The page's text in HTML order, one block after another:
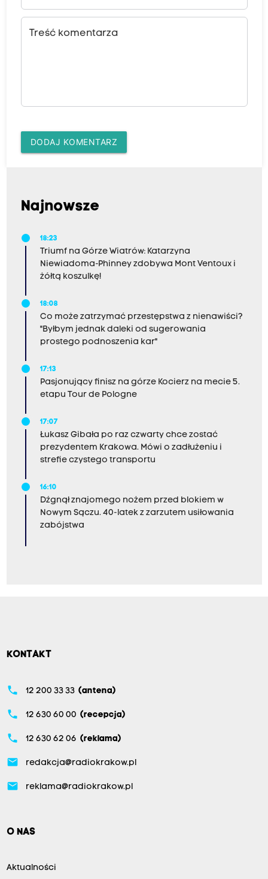
Treść komentarza
DODAJ KOMENTARZ
Najnowsze
18:23
Triumf na Górze Wiatrów: Katarzyna
Niewiadoma-Phinney zdobywa Mont Ventoux i
żółtą koszulkę!
18:08
Co może zatrzymać przestępstwa z nienawiści?
"Byłbym jednak daleki od sugerowania
prostego podnoszenia kar"
17:13
Pasjonujący finisz na górze Kocierz na mecie 5.
etapu Tour de Pologne
17:07
Łukasz Gibała po raz czwarty chce zostać
prezydentem Krakowa. Mówi o zadłużeniu i
strefie czystego transportu
16:10
Dźgnął znajomego nożem przed blokiem w
Nowym Sączu. 40-latek z zarzutem usiłowania
zabójstwa
KONTAKT
phone 12 200 33 33 (antena)
phone 12 630 60 00 (recepcja)
phone 12 630 62 06 (reklama)
email redakcja@radiokrakow.pl
email reklama@radiokrakow.pl
O NAS
Aktualności